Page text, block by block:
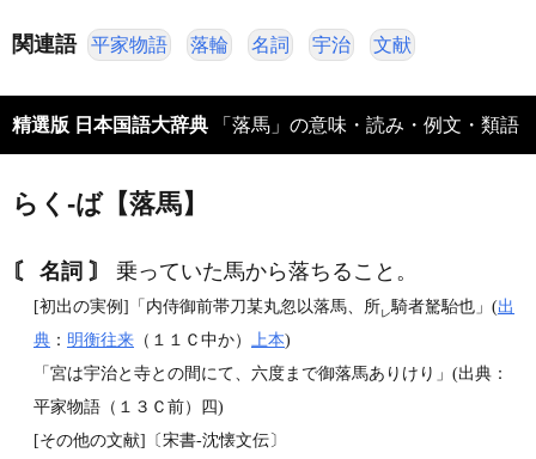
関連語 平家物語 落輪 名詞 宇治 文献
精選版 日本国語大辞典 「落馬」の意味・読み・例文・類語
らく‐ば【落馬】
〘 名詞 〙 乗っていた馬から落ちること。
[初出の実例]「内侍御前帯刀某丸忽以落馬、所レ騎者駑駘也」(出
典 ： 明衡往来 （１１Ｃ中か） 上本)
「宮は宇治と寺との間にて、六度まで御落馬ありけり」(出典：
平家物語（１３Ｃ前）四)
[その他の文献]〔宋書‐沈懐文伝〕